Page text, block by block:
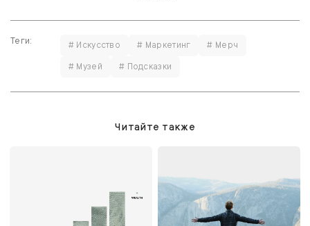
Теги: # Искусство # Маркетинг
# Мерч
# Музей
# Подсказки
Читайте также